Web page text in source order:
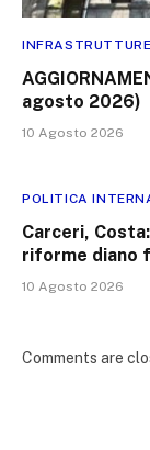
INFRASTRUTTURE
agosto 2026)
10 Agosto 2026
POLITICA
Carceri,
riforme diano
10 Agosto 2026
Comments are